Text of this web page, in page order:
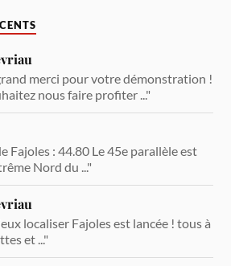
merci pour votre démonstration !
nous faire profiter ..."
Fajoles : 44.80 Le 45e parallèle est
Nord du ..."
localiser Fajoles est lancée ! tous à
et ..."